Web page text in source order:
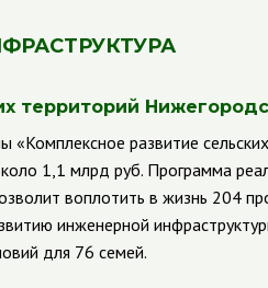
территорий
«Комплексное развитие
1,1 млрд руб. Программа
воплотить в жизнь 204
инженерной
для 76 семей.